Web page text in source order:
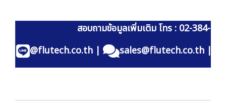
สอบถามข้อมูลเพิ่มเติม โทร : 02-384-
@flutech.co.th| sales@flutech.co.th |